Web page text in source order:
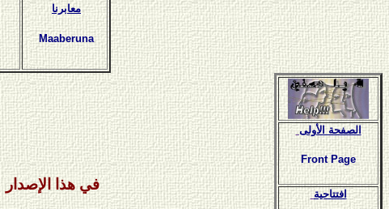
معابرنا
Maaberuna
في هذا الإصدار
الصفحة الأولى
Front Page
افتتاحية